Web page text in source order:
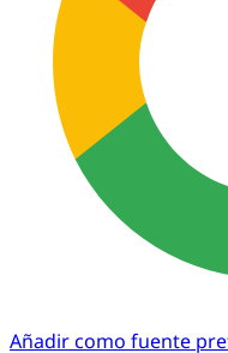
Añadir como fuente